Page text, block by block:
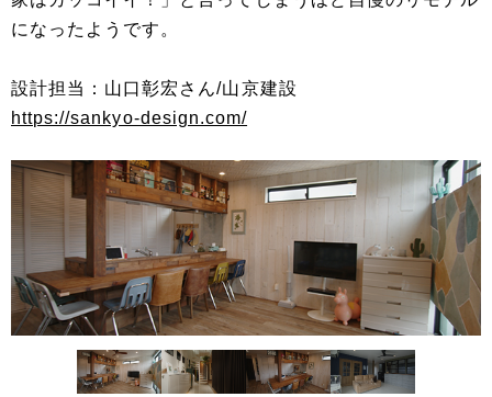
になったようです。
設計担当：山口彰宏さん/山京建設
https://sankyo-design.com/